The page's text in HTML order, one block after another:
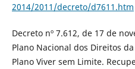
2014/2011/decreto/d7611.htm
Decreto nº 7.612, de 17 de
Plano Nacional dos Direitos
Plano Viver sem Limite.